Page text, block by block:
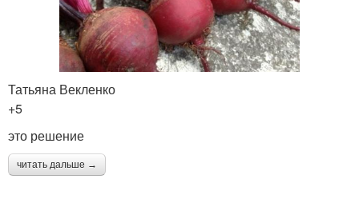
Татьяна Векленко
+5
это решение
читать дальше →